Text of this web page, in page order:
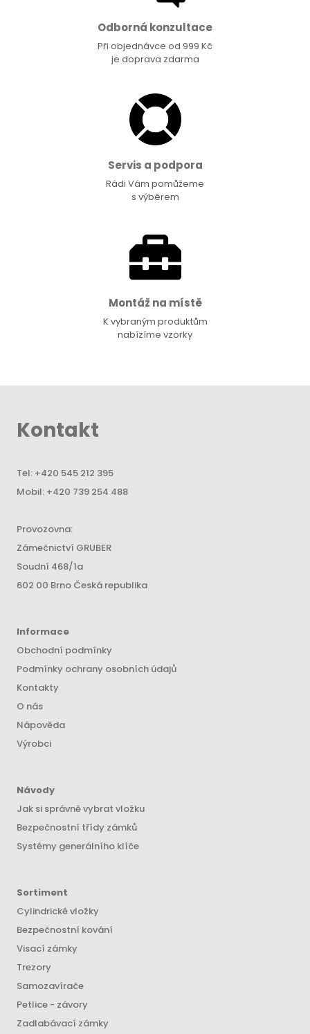
Odborná konzultace
Při objednávce od 999 Kč
je doprava zdarma
Servis a podpora
Rádi Vám pomůžeme
s výběrem
Montáž na místě
K vybraným produktům
nabízíme vzorky
Kontakt
Tel: +420 545 212 395
Mobil: +420 739 254 488
Provozovna:
Zámečnictví GRUBER
Soudní 468/1a
602 00 Brno Česká republika
Informace
Obchodní podmínky
Podmínky ochrany osobních údajů
Kontakty
O nás
Nápověda
Výrobci
Návody
Jak si správně vybrat vložku
Bezpečnostní třídy zámků
Systémy generálního klíče
Sortiment
Cylindrické vložky
Bezpečnostní kování
Visací zámky
Trezory
Samozavírače
Petlice - závory
Zadlabávací zámky